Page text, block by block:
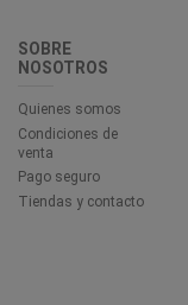
SOBRE
NOSOTROS
Quienes somos
Condiciones de
venta
Pago seguro
Tiendas y contacto